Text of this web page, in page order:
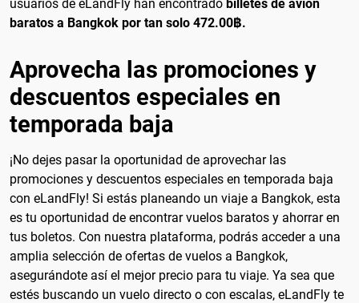
usuarios de eLandFly han encontrado billetes de avión
baratos a Bangkok por tan solo 472.00฿.
Aprovecha las promociones y
descuentos especiales en
temporada baja
¡No dejes pasar la oportunidad de aprovechar las
promociones y descuentos especiales en temporada baja
con eLandFly! Si estás planeando un viaje a Bangkok, esta
es tu oportunidad de encontrar vuelos baratos y ahorrar en
tus boletos. Con nuestra plataforma, podrás acceder a una
amplia selección de ofertas de vuelos a Bangkok,
asegurándote así el mejor precio para tu viaje. Ya sea que
estés buscando un vuelo directo o con escalas, eLandFly te